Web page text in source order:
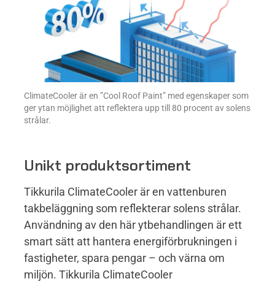
Unikt produktsortiment
Tikkurila ClimateCooler är en vattenburen
takbeläggning som reflekterar solens strålar.
Användning av den här ytbehandlingen är ett
smart sätt att hantera energiförbrukningen i
fastigheter, spara pengar – och värna om
miljön. Tikkurila ClimateCooler
ClimateCooler är en ”Cool Roof Paint” med egenskaper som
ger ytan möjlighet att reflektera upp till 80 procent av solens
strålar.